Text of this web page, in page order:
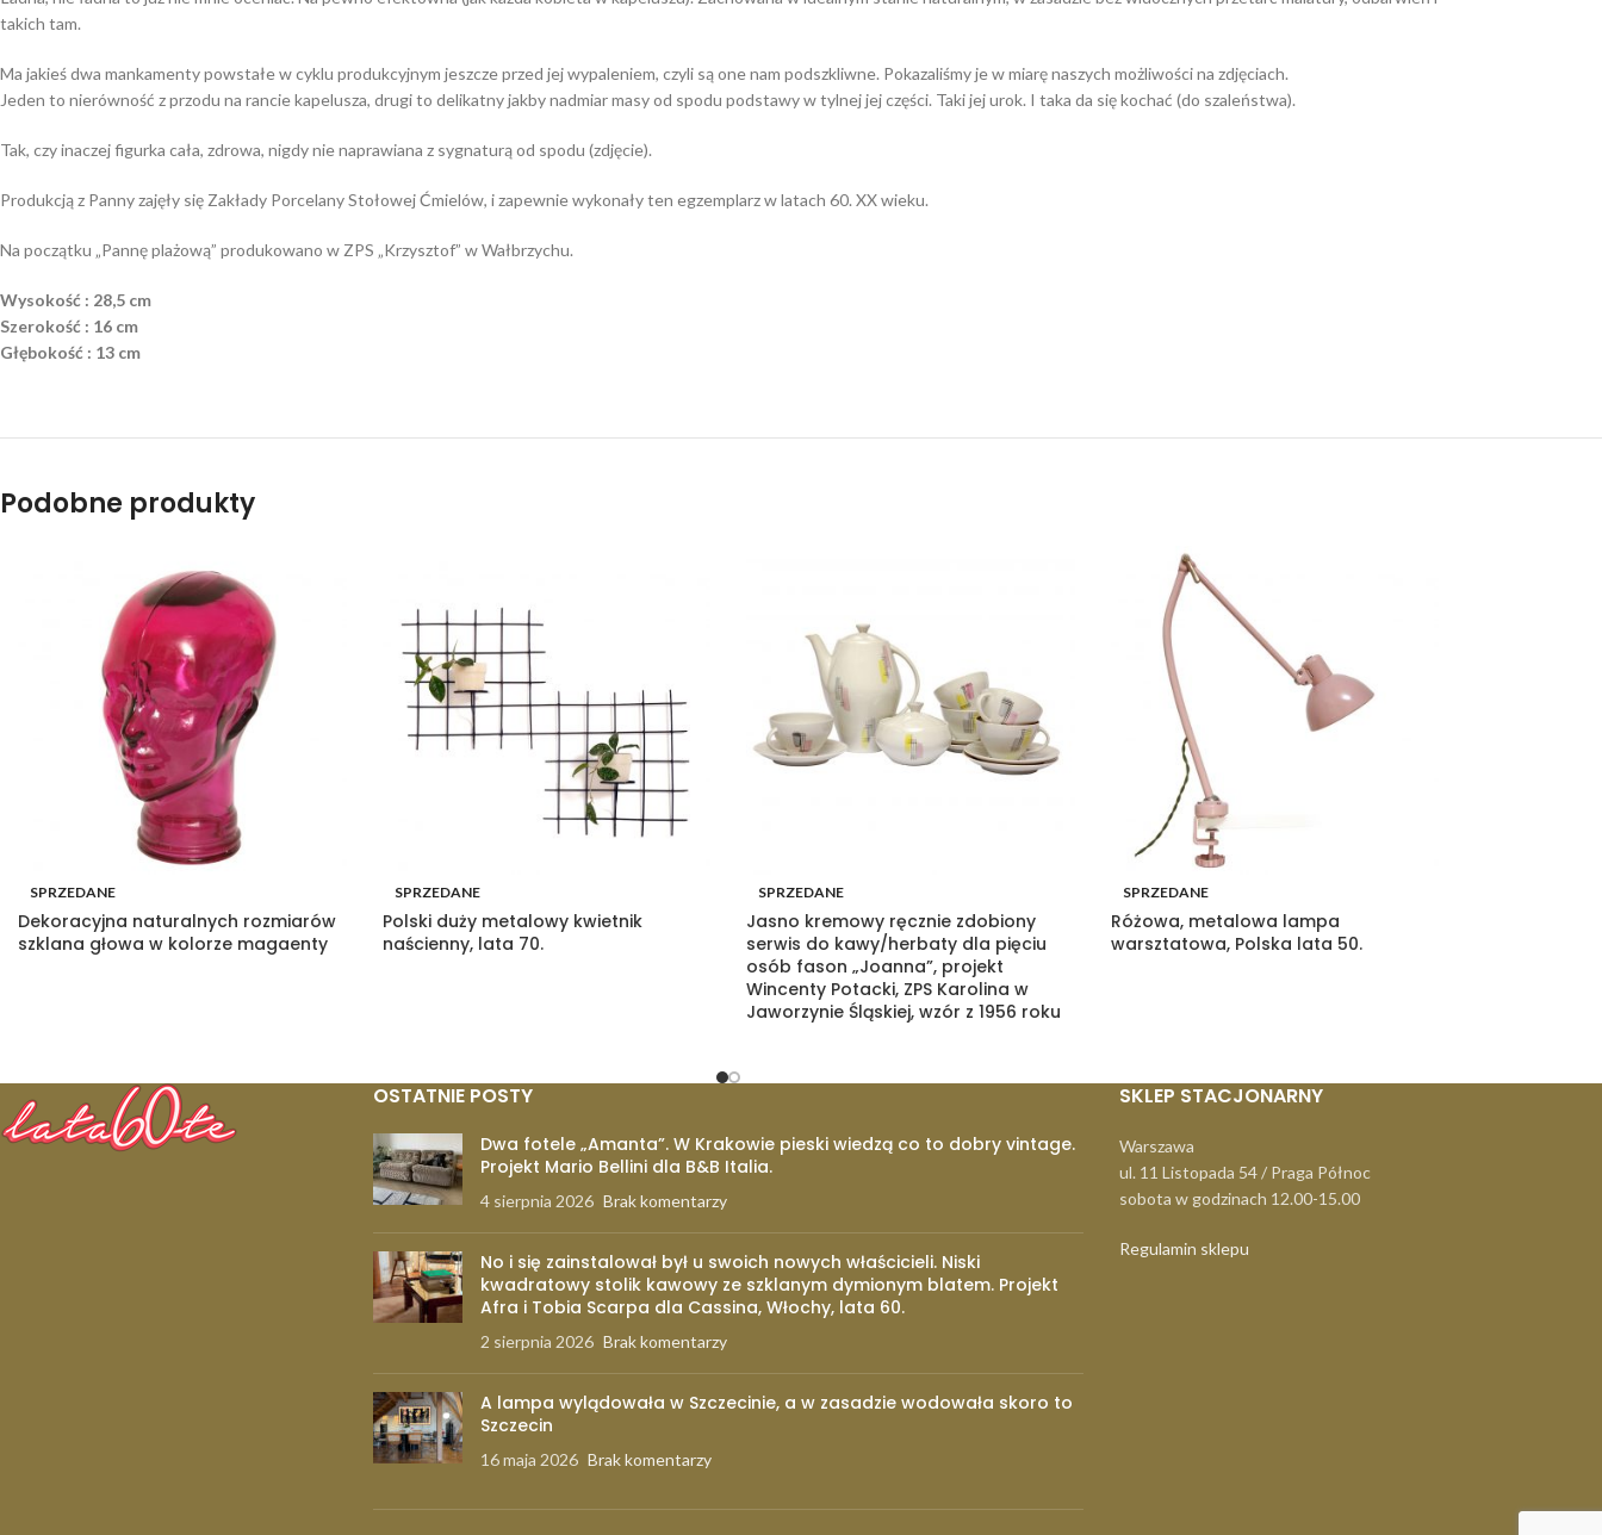
takich tam.
Ma jakieś dwa mankamenty powstałe w cyklu produkcyjnym jeszcze przed jej wypaleniem, czyli są one nam podszkliwne. Pokazaliśmy je w miarę naszych możliwości na zdjęciach.
Jeden to nierówność z przodu na rancie kapelusza, drugi to delikatny jakby nadmiar masy od spodu podstawy w tylnej jej części. Taki jej urok. I taka da się kochać (do szaleństwa).
Tak, czy inaczej figurka cała, zdrowa, nigdy nie naprawiana z sygnaturą od spodu (zdjęcie).
Produkcją z Panny zajęły się Zakłady Porcelany Stołowej Ćmielów, i zapewnie wykonały ten egzemplarz w latach 60. XX wieku.
Na początku „Pannę plażową” produkowano w ZPS „Krzysztof” w Wałbrzychu.
Wysokość : 28,5 cm
Szerokość : 16 cm
Głębokość : 13 cm
Podobne produkty
SPRZEDANE
Dekoracyjna naturalnych rozmiarów
szklana głowa w kolorze magaenty
SPRZEDANE
Polski duży metalowy kwietnik
naścienny, lata 70.
SPRZEDANE
Jasno kremowy ręcznie zdobiony
serwis do kawy/herbaty dla pięciu
osób fason „Joanna”, projekt
Wincenty Potacki, ZPS Karolina w
Jaworzynie Śląskiej, wzór z 1956 roku
SPRZEDANE
Różowa, metalowa lampa
warsztatowa, Polska lata 50.
OSTATNIE POSTY
Dwa fotele „Amanta”. W Krakowie pieski wiedzą co to dobry vintage.
Projekt Mario Bellini dla B&B Italia.
4 sierpnia 2026 Brak komentarzy
No i się zainstalował był u swoich nowych właścicieli. Niski
kwadratowy stolik kawowy ze szklanym dymionym blatem. Projekt
Afra i Tobia Scarpa dla Cassina, Włochy, lata 60.
2 sierpnia 2026 Brak komentarzy
A lampa wylądowała w Szczecinie, a w zasadzie wodowała skoro to
Szczecin
16 maja 2026 Brak komentarzy
SKLEP STACJONARNY
Warszawa
ul. 11 Listopada 54 / Praga Północ
sobota w godzinach 12.00-15.00
Regulamin sklepu